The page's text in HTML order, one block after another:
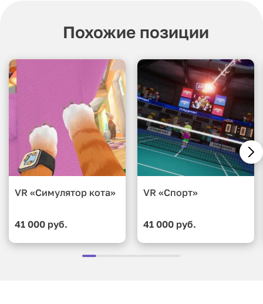
Похожие позиции
VR «Симулятор кота»
41 000 руб.
VR «Спорт»
41 000 руб.